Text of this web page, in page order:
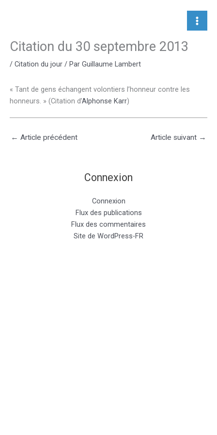
Citation du 30 septembre 2013
/ Citation du jour / Par Guillaume Lambert
« Tant de gens échangent volontiers l’honneur contre les
honneurs. » (Citation d’Alphonse Karr)
← Article précédent Article suivant →
Connexion
Connexion
Flux des publications
Flux des commentaires
Site de WordPress-FR